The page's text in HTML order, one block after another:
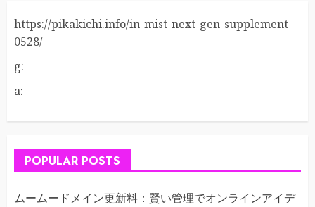
https://pikakichi.info/in-mist-next-gen-supplement-
0528/
g:
a:
POPULAR POSTS
ムームードメイン更新料：賢い管理でオンラインアイデ